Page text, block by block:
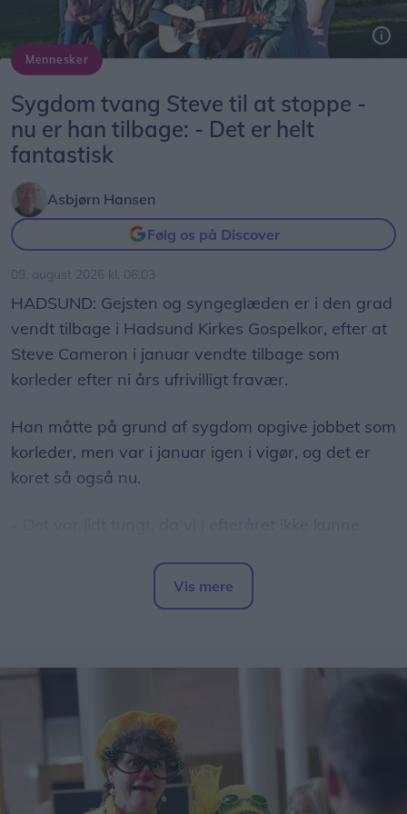
Mennesker
Sygdom tvang Steve til at stoppe -
nu er han tilbage: - Det er helt
fantastisk
Asbjørn Hansen
Følg os på Discover
09. august 2026 kl. 06.03
HADSUND: Gejsten og syngeglæden er i den grad
vendt tilbage i Hadsund Kirkes Gospelkor, efter at
Steve Cameron i januar vendte tilbage som
korleder efter ni års ufrivilligt fravær.
Han måtte på grund af sygdom opgive jobbet som
korleder, men var i januar igen i vigør, og det er
koret så også nu.
medlemmer, så det var helt fantastisk, at Steve
kunne og ville vende tilbage, fortæller Pia Bonde,
korets prøver og koncerter er helt anderledes nu,
og det har tiltrukket nye medlemmer. Der er nu
omkring 25 aktive, mens man var nede at vende
under 20 før årsskiftet.
Vis mere